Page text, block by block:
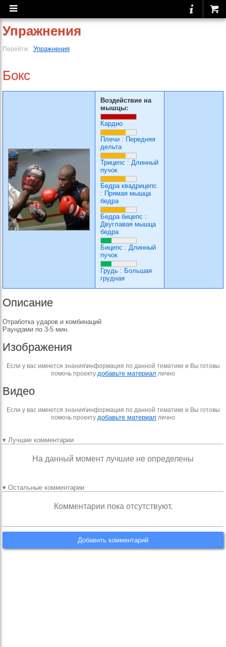
Упражнения
Перейти: Упражнения
Бокс
Воздействие на
мышцы:
Кардио
Плечи : Передняя
дельта
Трицепс : Длинный
пучок
Бедра квадрицепс
: Прямая мышца
бедра
Бедра бицепс :
Двуглавая мышца
бедра
Бицепс : Длинный
пучок
Грудь : Большая
грудная
Описание
Отработка ударов и комбинаций
Раундами по 3-5 мин.
Изображения
Если у вас имеются знания\информация по данной тематике и Вы готовы
помочь проекту добавьте материал лично
Видео
Если у вас имеются знания\информация по данной тематике и Вы готовы
помочь проекту добавьте материал лично
▾ Лучшие комментарии
На данный момент лучшие не определены
▾ Остальные комментарии
Комментарии пока отсутствуют.
Добавить комментарий